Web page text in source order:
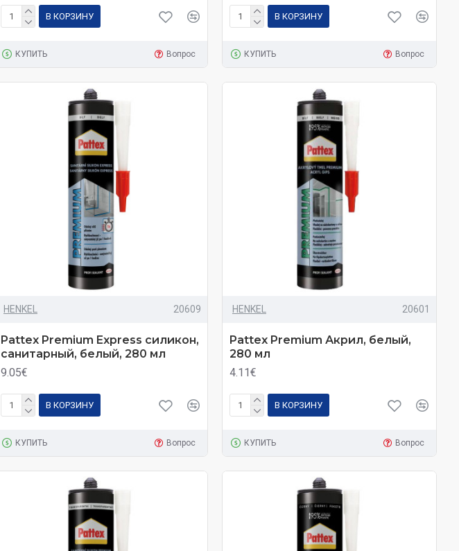
В КОРЗИНУ
КУПИТЬ Вопрос
В КОРЗИНУ
КУПИТЬ Вопрос
HENKEL 20609
Pattex Premium Express силикон,
санитарный, белый, 280 мл
9.05€
В КОРЗИНУ
КУПИТЬ Вопрос
HENKEL 20601
Pattex Premium Акрил, белый,
280 мл
4.11€
В КОРЗИНУ
КУПИТЬ Вопрос